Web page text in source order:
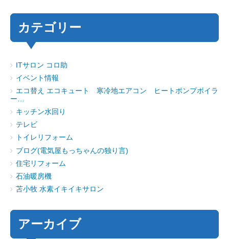
カテゴリー
ITサロン コロ助
イベント情報
エコ替え エコキュート 寒冷地エアコン ヒートポンプボイラ
ー…
キッチン水回り
テレビ
トイレリフォーム
ブログ(電気屋もっちゃんの独り言)
住宅リフォーム
石油暖房機
苫小牧 水素イキイキサロン
アーカイブ